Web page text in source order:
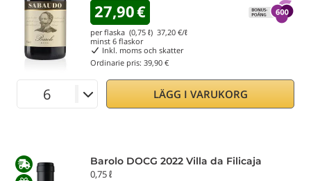
27,90€
per flaska (0,75 ℓ) 37,20 €/ℓ
minst 6 flaskor
Inkl. moms och skatter
Ordinarie pris: 39,90 €
LÄGG I VARUKORG
Barolo DOCG 2022 Villa da Filicaja
0,75 ℓ